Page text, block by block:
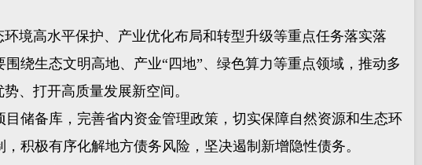
境高水平保护、产业优化布局和转型升级等重点任务落实落
绕生态文明高地、产业“四地”、绿色算力等重点领域，推动多
、打开高质量发展新空间。
储备库，完善省内资金管理政策，切实保障自然资源和生态环
积极有序化解地方债务风险，坚决遏制新增隐性债务。